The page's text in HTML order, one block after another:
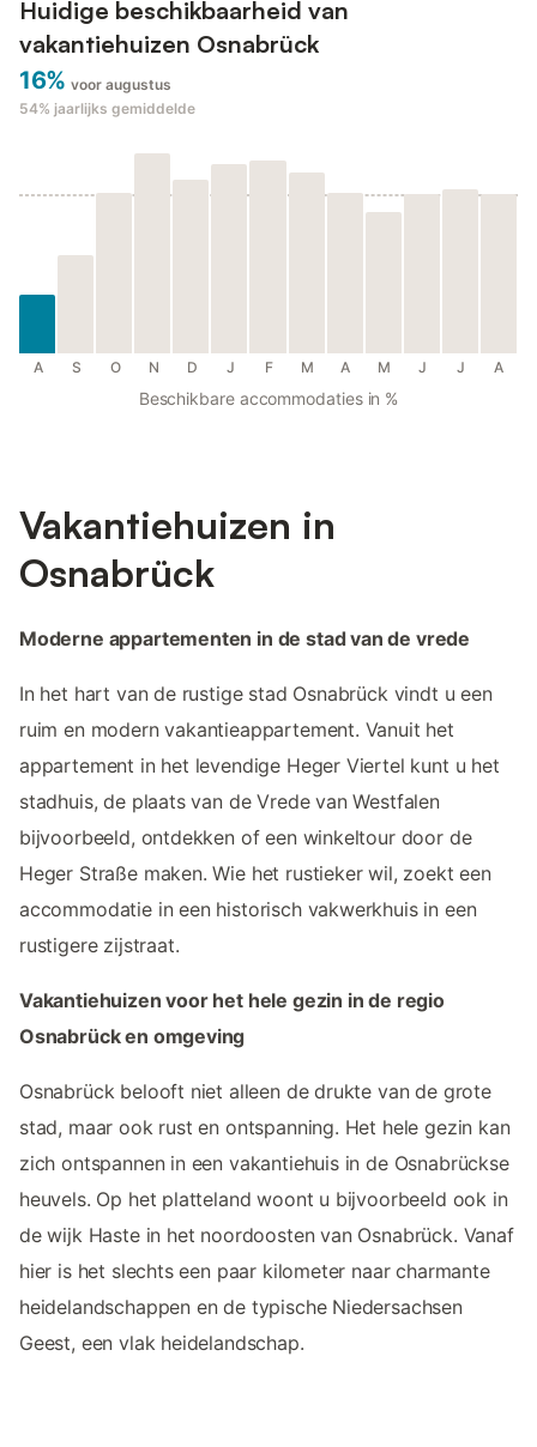
Huidige beschikbaarheid van
vakantiehuizen Osnabrück
16% voor augustus
54% jaarlijks gemiddelde
A S O N D J F M A M J J A
Beschikbare accommodaties in %
Vakantiehuizen in
Osnabrück
Moderne appartementen in de stad van de vrede
In het hart van de rustige stad Osnabrück vindt u een
ruim en modern vakantieappartement. Vanuit het
appartement in het levendige Heger Viertel kunt u het
stadhuis, de plaats van de Vrede van Westfalen
bijvoorbeeld, ontdekken of een winkeltour door de
Heger Straße maken. Wie het rustieker wil, zoekt een
accommodatie in een historisch vakwerkhuis in een
rustigere zijstraat.
Vakantiehuizen voor het hele gezin in de regio
Osnabrück en omgeving
Osnabrück belooft niet alleen de drukte van de grote
stad, maar ook rust en ontspanning. Het hele gezin kan
zich ontspannen in een vakantiehuis in de Osnabrückse
heuvels. Op het platteland woont u bijvoorbeeld ook in
de wijk Haste in het noordoosten van Osnabrück. Vanaf
hier is het slechts een paar kilometer naar charmante
heidelandschappen en de typische Niedersachsen
Geest, een vlak heidelandschap.